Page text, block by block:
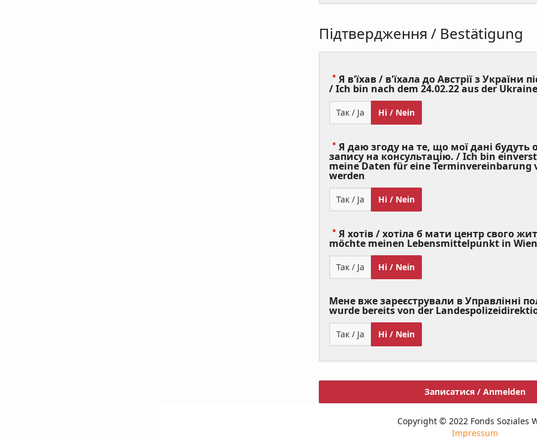
Підтвердження / Bestätigung
Я в'їхав / в'їхала до Австрії з України
/ Ich bin nach dem 24.02.22 aus der
Так / Ja Ні / Nein
Я даю згоду на те, що мої дані будуть
запису на консультацію. / Ich bin
meine Daten für eine Terminvereinbarung
werden
Required)
Так / Ja Ні / Nein
Я хотів / хотіла б мати центр свого
möchte meinen Lebensmittelpunkt in
Так / Ja Ні / Nein
Мене вже зареєстрували в Управлінні
wurde bereits von der
Так / Ja Ні / Nein
Записатися / Anmelden
Copyright © 2022 Fonds Soziales
Impressum